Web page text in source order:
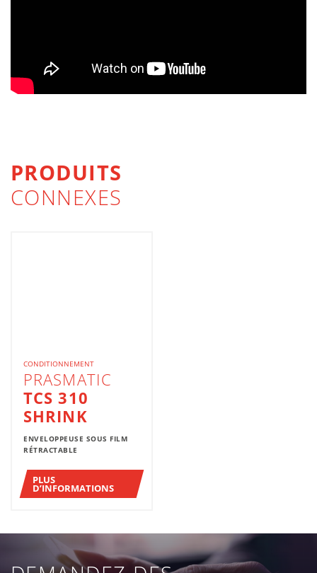
PRODUITS
CONNEXES
CONDITIONNEMENT
PRASMATIC
TCS 310
SHRINK
ENVELOPPEUSE SOUS FILM
RÉTRACTABLE
PLUS
D’INFORMATIONS